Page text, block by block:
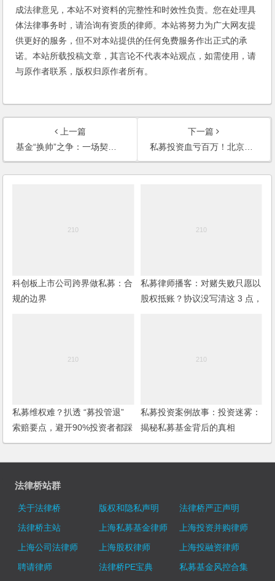
成法律意见，本站不对资料的完整性和时效性负责。您在处理具
体法律事务时，请洽询有资质的律师。本站将努力为广大网友提
供更好的服务，但不对本站提供的任何免费服务作出正式的承
诺。本站所载投稿文章，其言论不代表本站观点，如需使用，请
与原作者联系，版权归原作者所有。
上一篇
基金“换帅”之争：一场契约型私募基金的管理权保卫战
下一篇
私募投资血亏百万！北京金融法院“六步审查法”判定私募基金管理人的信义义务
科创板上市公司跨界做私募：合
规的边界
私募律师播客：对赌失败只愿以
股权抵账？协议没写清这 3 点，
私募维权难？扒透 “募投管退”
索赔要点，避开90%投资者都踩
的忽悠陷阱！
私募投资案例故事：投资迷雾：
揭秘私募基金背后的真相
法律桥站群
关于法律桥 版权和隐私声明
法律桥严正声明
法律桥主站
上海私募基金律师
上海投资并购律师
上海公司法律师
上海股权律师
上海投融资律师
聘请律师
法律桥PE宝典
私募基金风控合集